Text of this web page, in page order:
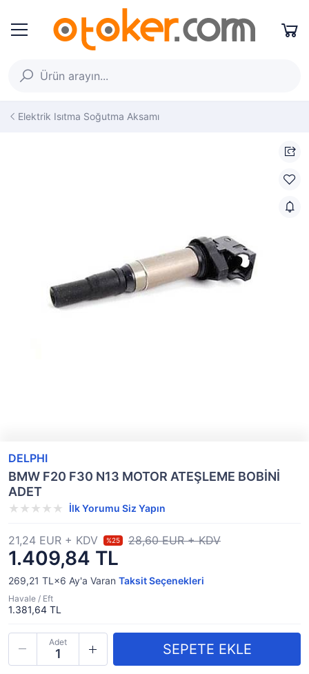
Elektrik Isıtma Soğutma Aksamı
DELPHI
BMW F20 F30 N13 MOTOR ATEŞLEME BOBİNİ
ADET
İlk Yorumu Siz Yapın
1.409,84 TL
21,24 EUR + KDV %25 28,60 EUR + KDV
269,21 TL×6 Ay'a Varan Taksit Seçenekleri
Havale / Eft
1.381,64 TL
Adet